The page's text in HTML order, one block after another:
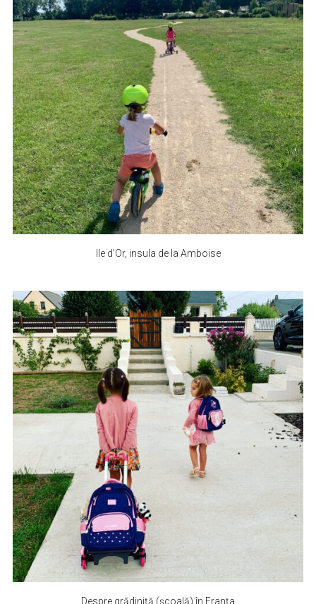
Ile d’Or, insula de la Amboise
Despre grădiniță (școală) în Franța